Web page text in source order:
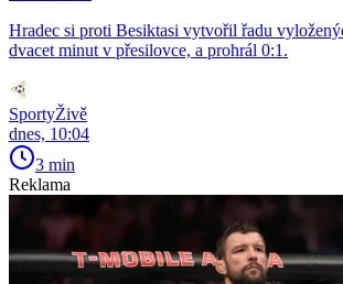
Hradec si proti Besiktasi vytvořil řadu
dvacet minut v přesilovce, a prohrál 0:1.
SportyŽivě
dnes, 10:04
3 min
Reklama